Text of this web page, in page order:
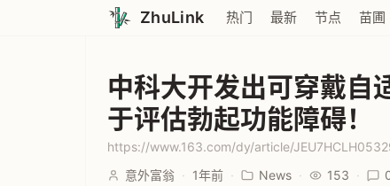
ZhuLink 热门 最新 节点 苗圃
中科大开发出可穿戴自
于评估勃起功能障碍！
https://www.163.com/dy/article/
意外富翁 · 1年前 · News · 153 ·